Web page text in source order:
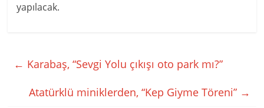
yapılacak.
← Karabaş, “Sevgi Yolu çıkışı oto park mı?”
Atatürklü miniklerden, “Kep Giyme Töreni” →